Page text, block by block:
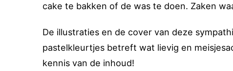
cake te bakken of de was te doen. Zaken
De illustraties en de cover van deze
pastelkleurtjes betreft wat lievig en
kennis van de inhoud!